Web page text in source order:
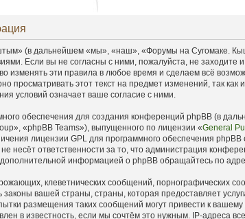
(в дальнейшем «мы», «наш», «Форумы на Сугомаке.
Если вы не согласны с ними, пожалуйста, не
эти правила в любое время и сделаем всё
просматривать этот текст на предмет изменений, так
условий означает ваше согласие с ними.
обеспечения для создания конференций phpBB (в
«phpBB Teams»), выпущенного по лицензии «General
лицензии GPL для программного обеспечения phpBB
несёт ответственности за то, что администрация
информацией о phpBB обращайтесь по
клеветнических сообщений, порнографических
вашей страны, страны, которая предоставляет
размещения таких сообщений могут привести к
в известность, если мы сочтём это нужным. IP-адреса